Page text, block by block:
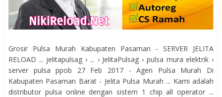
Grosir Pulsa Murah Kabupaten Pasaman - SERVER JELITA
RELOAD ... jelitapulsag › ... › JelitaPulsag › pulsa mura elektrik ›
server pulsa ppob 27 Feb 2017 - Agen Pulsa Murah Di
Kabupaten Pasaman Barat - Jelita Pulsa Murah ... Kami adalah
distributor pulsa online dengan sistem 1 chip all operator ...